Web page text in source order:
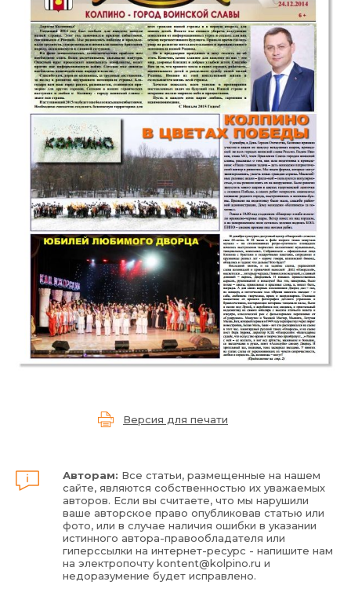
Версия для печати
Авторам: Все статьи, размещенные на нашем
сайте, являются собственностью их уважаемых
авторов. Если вы считаете, что мы нарушили
ваше авторское право опубликовав статью или
фото, или в случае наличия ошибки в указании
истинного автора-правообладателя или
гиперссылки на интернет-ресурс - напишите нам
на электропочтуkontent@kolpino.ru и
недоразумение будет исправлено.